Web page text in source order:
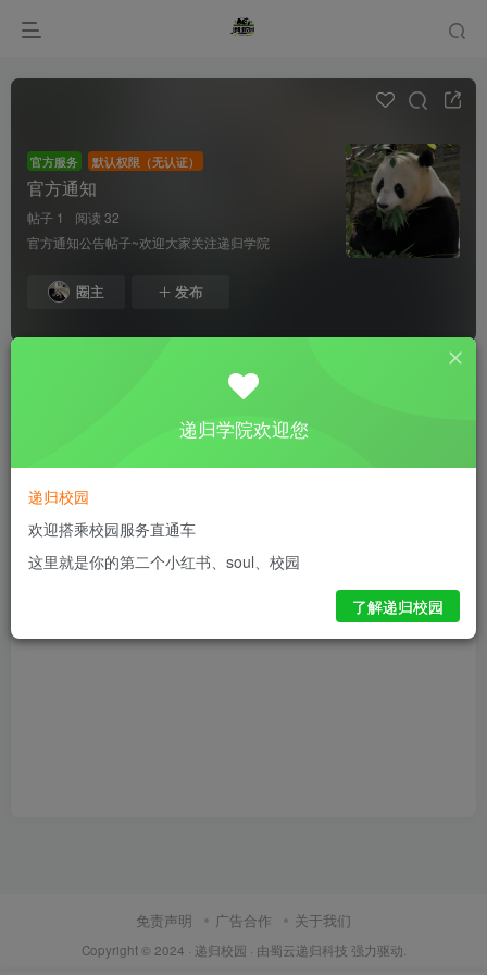
官方服务 默认权限（无认证）
官方通知
帖子 1
阅读 32
官方通知公告帖子~欢迎大家关注递归学院
圈主 发布
2年前发布
免责声明 广告合作 关于我们
Copyright © 2024 · 递归校园 · 由蜀云递归科技 强力驱动.
递归学院欢迎您
递归校园
欢迎搭乘校园服务直通车
这里就是你的第二个小红书、soul、校园
了解递归校园